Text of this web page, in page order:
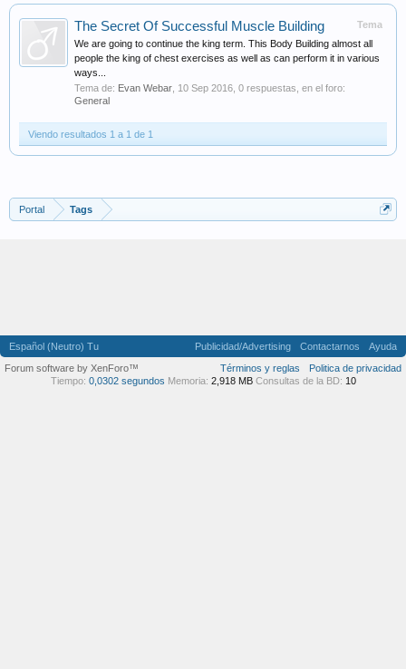
Tema
The Secret Of Successful Muscle Building
We are going to continue the king term. This Body Building almost all
people the king of chest exercises as well as can perform it in various
ways...
Tema de: Evan Webar 10 Sep 2016 , 0 respuestas, en el foro:
General
Viendo resultados 1 a 1 de 1
Portal Tags
Español (Neutro) Tu Publicidad/Advertising Contactarnos
Ayuda
Términos y reglas
Politica de privacidad
Forum software by XenForo™
Tiempo: 0,0302 segundos Memoria: 2,918 MB Consultas de la BD: 10